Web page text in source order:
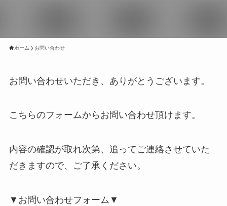
ホーム お問い合わせ
お問い合わせいただき、ありがとうございます。
こちらのフォームからお問い合わせ頂けます。
内容の確認が取れ次第、追ってご連絡させていた
だきますので、ご了承ください。
▼お問い合わせフォーム▼